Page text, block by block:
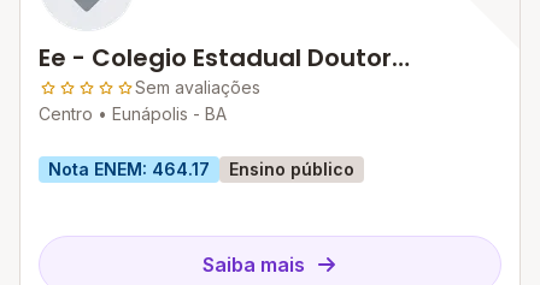
Ee - Colegio Estadual Doutor
Cleriston Andrade
Sem avaliações
Centro • Eunápolis - BA
Nota ENEM: 464.17 Ensino público
Saiba mais